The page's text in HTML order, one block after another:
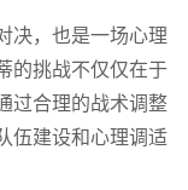
决，也是一场心理
的挑战不仅仅在于
过合理的战术调整
伍建设和心理调适